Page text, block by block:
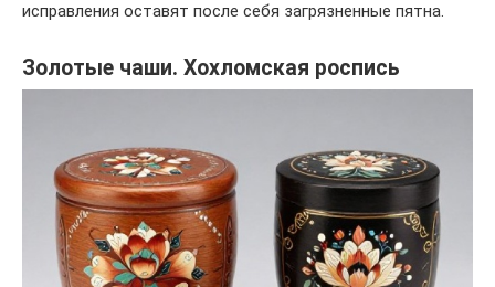
исправления оставят после себя загрязненные пятна.
Золотые чаши. Хохломская роспись